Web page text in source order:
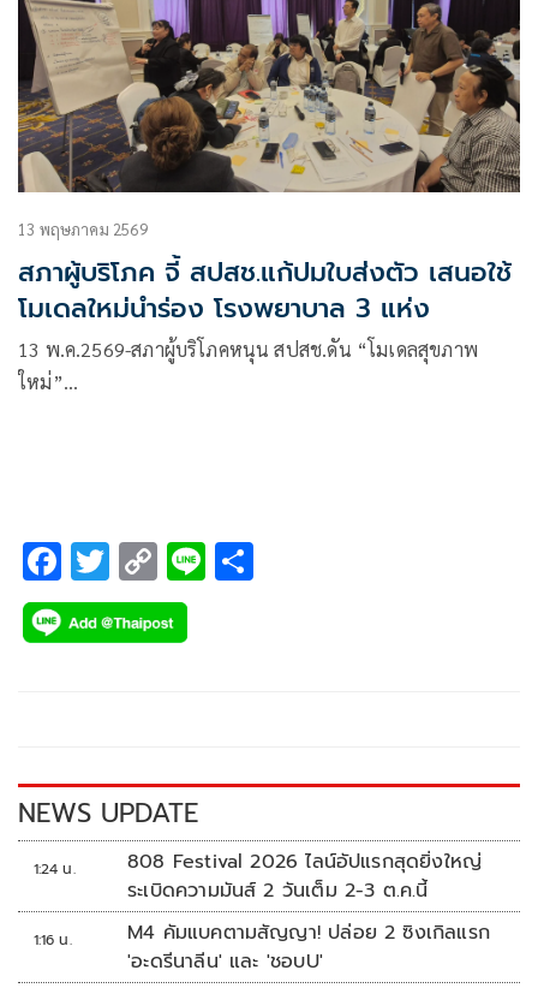
13 พฤษภาคม 2569
สภาผู้บริโภค จี้ สปสช.แก้ปมใบส่งตัว เสนอใช้
โมเดลใหม่นำร่อง โรงพยาบาล 3 แห่ง
13 พ.ค.2569-สภาผู้บริโภคหนุน สปสช.ดัน “โมเดลสุขภาพ
ใหม่”…
F
ac
e
k
T
wi
tt
C
o
p
k
Li
NEWS UPDATE
1:24 น.
808 Festival 2026 ไลน์อัปแรกสุดยิ่งใหญ่
ระเบิดความมันส์ 2 วันเต็ม 2-3 ต.ค.นี้
1:16 น.
M4 คัมแบคตามสัญญา! ปล่อย 2 ซิงเกิลแรก
'อะดรีนาลีน' และ 'ชอบU'